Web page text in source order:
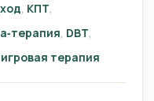
КПТ
DBT
игровая терапия